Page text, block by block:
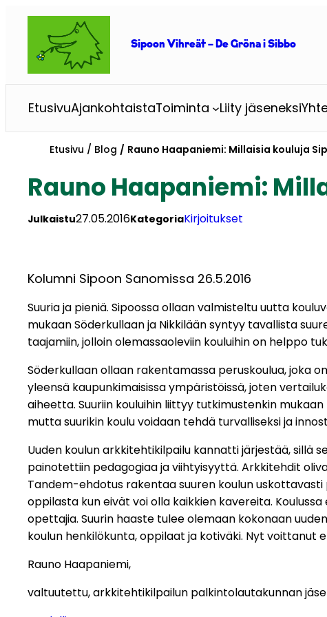
Siirry
sisältöön
Sipoon Vihreät – De Gröna i Sibbo
EtusivuAjankohtaistaToiminta Liity jäseneksi
Etusivu Blog Rauno Haapaniemi: Millaisia kouluja
Rauno Haapaniemi:
Julkaistu27.05.2016KategoriaKirjoitukset
Kolumni Sipoon Sanomissa 26.5.2016
Suuria ja pieniä. Sipoossa ollaan valmisteltu uutta
mukaan Söderkullaan ja Nikkilään syntyy tavallista
taajamiin, jolloin olemassaoleviin kouluihin on helppo
Söderkullaan ollaan rakentamassa peruskoulua, joka
yleensä kaupunkimaisissa ympäristöissä, joten
aiheetta. Suuriin kouluihin liittyy tutkimustenkin
mutta suurikin koulu voidaan tehdä turvalliseksi ja
Uuden koulun arkkitehtikilpailu kannatti järjestää, sillä
painotettiin pedagogiaa ja viihtyisyyttä. Arkkitehdit
Tandem-ehdotus rakentaa suuren koulun uskottavasti
oppilasta kun eivät voi olla kaikkien kavereita.
opettajia. Suurin haaste tulee olemaan kokonaan
koulun henkilökunta, oppilaat ja kotiväki. Nyt voittanut
Rauno Haapaniemi,
valtuutettu, arkkitehtikilpailun palkintolautakunnan